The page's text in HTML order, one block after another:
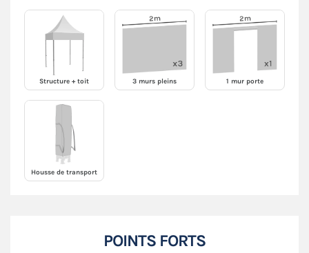
Structure + toit 3 murs pleins 1 mur porte
Housse de transport
POINTS FORTS